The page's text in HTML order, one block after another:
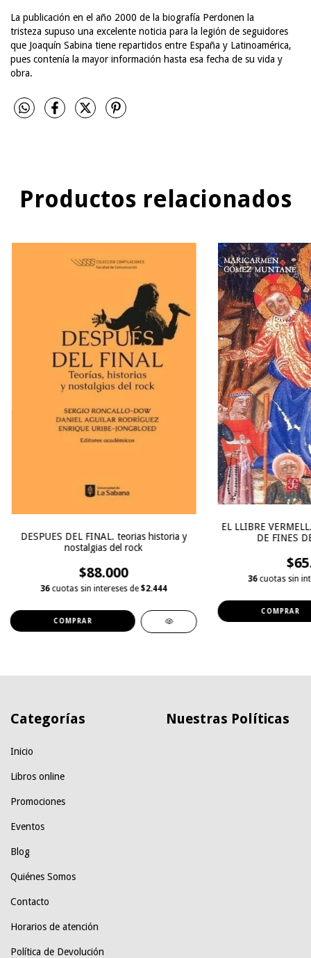
La publicación en el año 2000 de la biografía Perdonen la
tristeza supuso una excelente noticia para la legión de seguidores
que Joaquín Sabina tiene repartidos entre España y Latinoamérica,
pues contenía la mayor información hasta esa fecha de su vida y
obra.
Productos relacionados
DESPUES DEL FINAL. teorias historia y
nostalgias del rock
$88.000
36 cuotas sin intereses de$2.444
EL LLIBRE
DE FINES
36 cuotas sin
Categorías
Inicio
Libros online
Promociones
Eventos
Blog
Quiénes Somos
Contacto
Horarios de atención
Política de Devolución
Nuestras Políticas